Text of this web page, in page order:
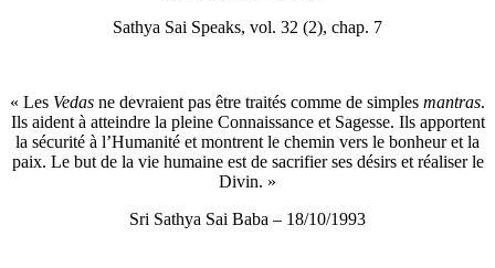
Sathya Sai Speaks, vol. 32 (2), chap. 7
« Les Vedas ne devraient pas être traités comme de simples mantras.
Ils aident à atteindre la pleine Connaissance et Sagesse. Ils apportent
la sécurité à l’Humanité et montrent le chemin vers le bonheur et la
paix. Le but de la vie humaine est de sacrifier ses désirs et réaliser le
Divin. »
Sri Sathya Sai Baba – 18/10/1993